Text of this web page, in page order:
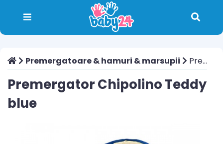
Premergatoare & hamuri & marsupii Premergator Chipolino Teddy blue
Premergator Chipolino Teddy
blue